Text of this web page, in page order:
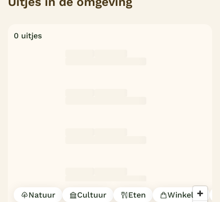
0 uitjes
Natuur Cultuur Eten Winkelen